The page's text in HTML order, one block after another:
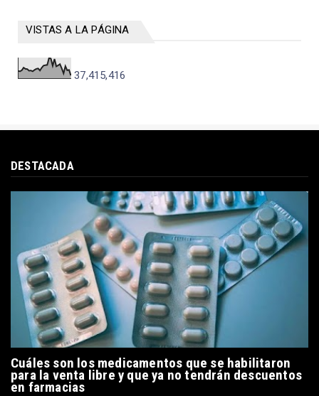
VISTAS A LA PÁGINA
37,415,416
DESTACADA
Cuáles son los medicamentos que se habilitaron
para la venta libre y que ya no tendrán descuentos
en farmacias